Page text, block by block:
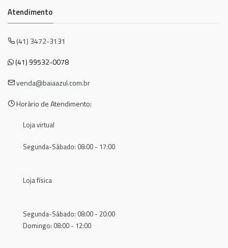
Atendimento
(41) 3472-3131
(41) 99532-0078
venda@baiaazul.com.br
Horário de Atendimento:
Loja virtual
Segunda-Sábado: 08:00 - 17:00
Loja física
Segunda-Sábado: 08:00 - 20:00
Domingo: 08:00 - 12:00